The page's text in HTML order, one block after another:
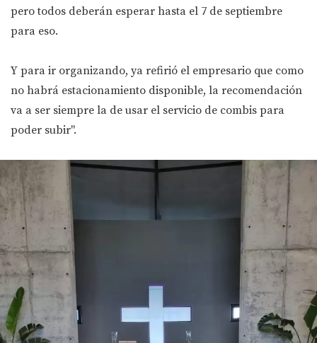
pero todos deberán esperar hasta el 7 de septiembre
para eso.
Y para ir organizando, ya refirió el empresario que como
no habrá estacionamiento disponible, la recomendación
va a ser siempre la de usar el servicio de combis para
poder subir".